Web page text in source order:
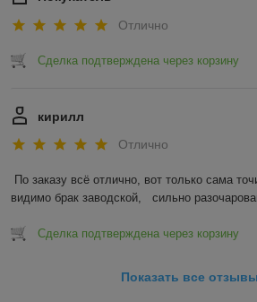
Отлично
Сделка подтверждена через корзину
кирилл
Отлично
По заказу всё отлично, вот только сама
видимо брак заводской,   сильно
Сделка подтверждена через корзину
Показать все отзывы